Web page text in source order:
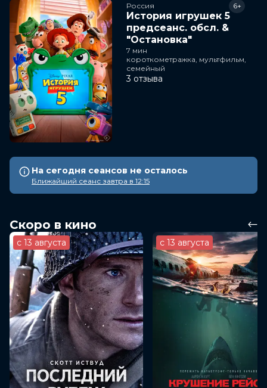
Россия
История игрушек 5
предсеанс. обсл. &
"Остановка"
6+
7 мин
короткометражка, мультфильм,
семейный
3 отзыва
На сегодня сеансов не осталось
Ближайший сеанс завтра в 12:15
Скоро в кино
с 13 августа с 13 августа